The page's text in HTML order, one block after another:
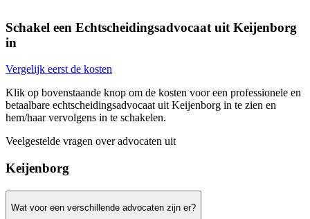
Schakel een Echtscheidingsadvocaat uit Keijenborg
in
Vergelijk eerst de kosten
Klik op bovenstaande knop om de kosten voor een professionele en
betaalbare echtscheidingsadvocaat uit Keijenborg in te zien en
hem/haar vervolgens in te schakelen.
Veelgestelde vragen over advocaten uit
Keijenborg
Wat voor een verschillende advocaten zijn er?